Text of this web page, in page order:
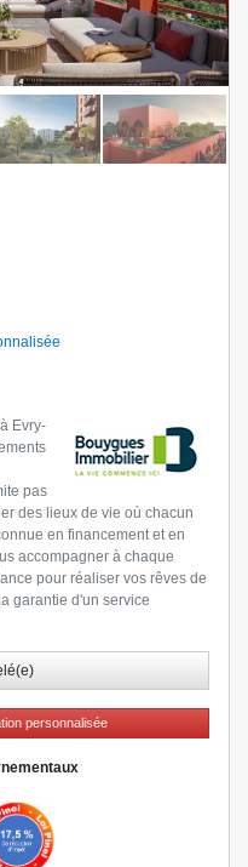
Next
Evry-
pas
des lieux de vie où chacun
en financement et en
accompagner à chaque
pour réaliser vos rêves de
garantie d'un service
de vos attentes. Contactez-
personnalisée